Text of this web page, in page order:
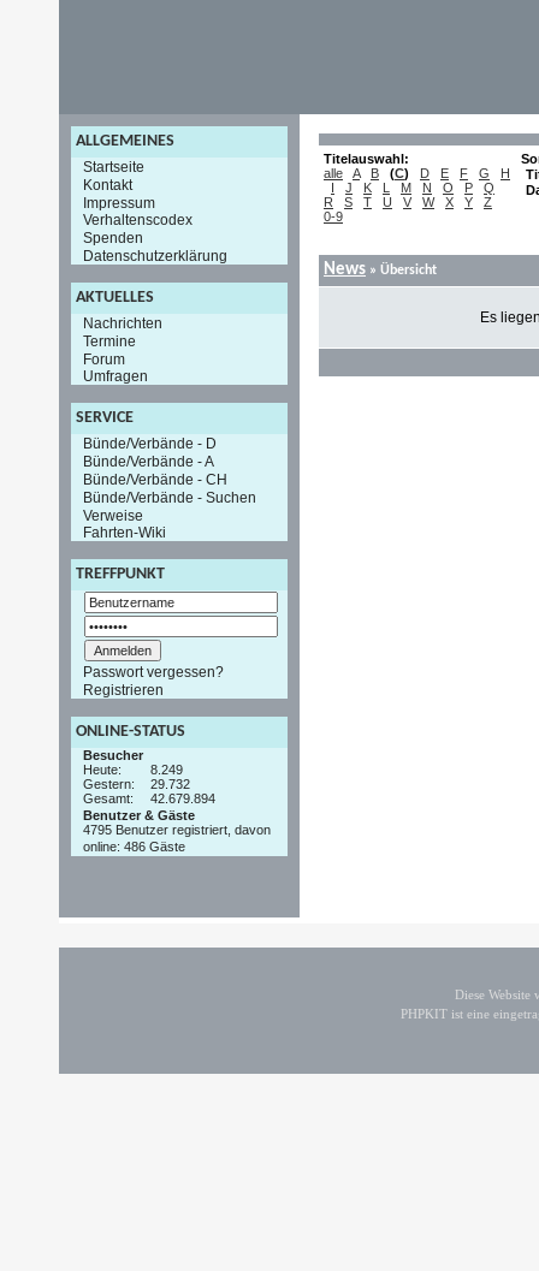
ALLGEMEINES
Startseite
Kontakt
Impressum
Verhaltenscodex
Spenden
Datenschutzerklärung
AKTUELLES
Nachrichten
Termine
Forum
Umfragen
SERVICE
Bünde/Verbände - D
Bünde/Verbände - A
Bünde/Verbände - CH
Bünde/Verbände - Suchen
Verweise
Fahrten-Wiki
TREFFPUNKT
Passwort vergessen?
Registrieren
ONLINE-STATUS
Besucher
Heute:
8.249
Gestern:
29.732
Gesamt:
42.679.894
Benutzer & Gäste
4795 Benutzer registriert, davon
online: 486 Gäste
Titelauswahl:
alle
A B (C) D E F G
H
I
J K L M N O P
Q
R
S T U V W X Y
Z
0-9
News » Übersicht
Es
Diese
PHPKIT ist eine